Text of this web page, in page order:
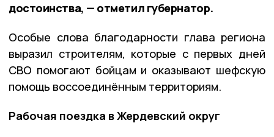
достоинства, — отметил губернатор.
Особые слова благодарности глава региона
выразил строителям, которые с первых дней
СВО помогают бойцам и оказывают шефскую
помощь воссоединённым территориям.
Рабочая поездка в Жердевский округ